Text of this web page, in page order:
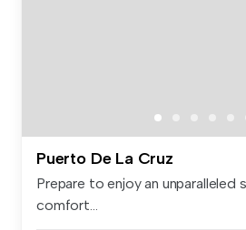
Puerto De La Cruz
Prepare to enjoy an unparalleled
comfort...